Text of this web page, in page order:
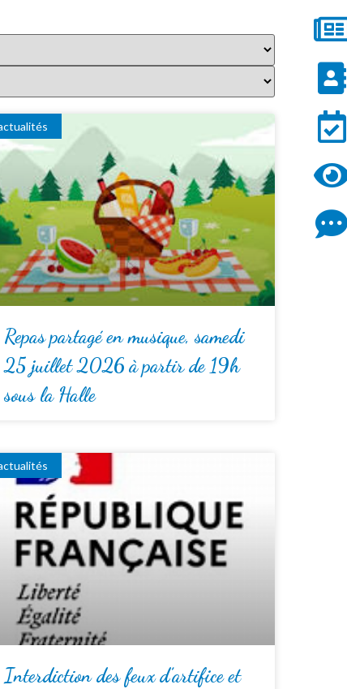
Repas partagé en musique, samedi
25 juillet 2026 à partir de 19h
sous la Halle
Interdiction des feux d’artifice et